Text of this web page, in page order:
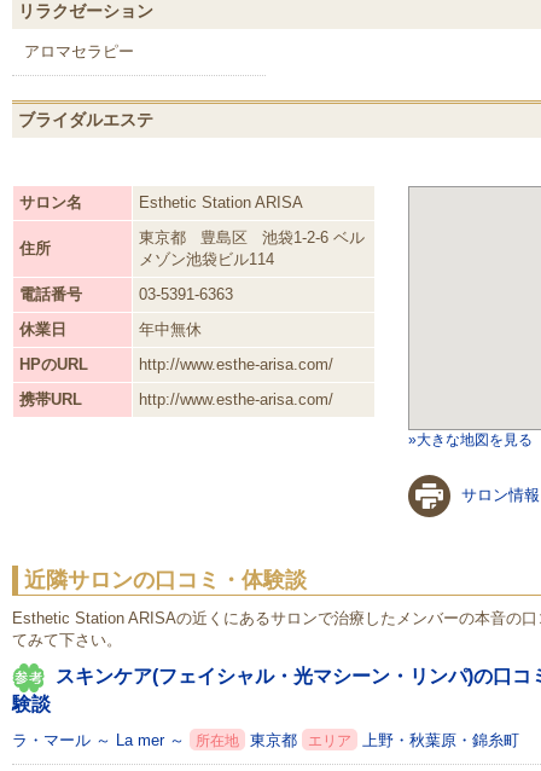
リラクゼーション
アロマセラピー
ブライダルエステ
サロン名 Esthetic Station ARISA
住所
東京都 豊島区
池袋1-2-6 ベル
メゾン池袋ビル114
電話番号
03-5391-6363
休業日
年中無休
HPのURL
http://www.esthe-arisa.com/
携帯URL
http://www.esthe-arisa.com/
»大きな地図を見る
サロン情
近隣サロンの口コミ・体験談
Esthetic Station ARISAの近くにあるサロンで治療したメンバーの本音の
てみて下さい。
スキンケア(フェイシャル・光マシーン・リンパ)の口コ
験談
ラ・マール ～ La mer ～ 所在地 東京都 エリア 上野・秋葉原・錦糸町